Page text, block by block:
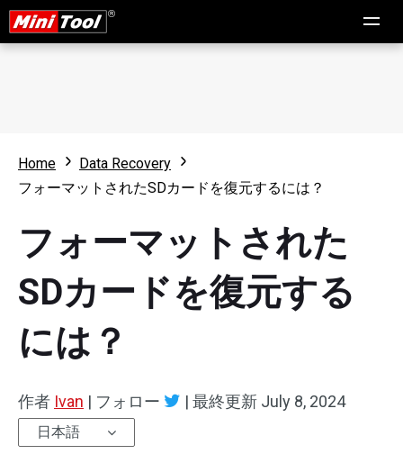
Home
Data Recovery
フォーマットされたSDカードを復元するには？
フォーマットされた
SDカードを復元する
には？
作者 Ivan | フォロー | 最終更新 July 8, 2024
日本語